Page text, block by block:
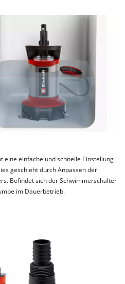
eine einfache und schnelle Einstellung
geschieht durch Anpassen der
Befindet sich der Schwimmerschalter
im Dauerbetrieb.